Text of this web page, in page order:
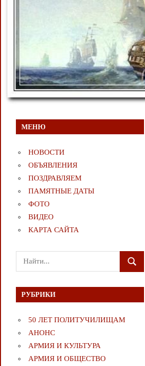
МЕНЮ
НОВОСТИ
ОБЪЯВЛЕНИЯ
ПОЗДРАВЛЯЕМ
ПАМЯТНЫЕ ДАТЫ
ФОТО
ВИДЕО
КАРТА САЙТА
Поиск
для:
РУБРИКИ
50 ЛЕТ ПОЛИТУЧИЛИЩАМ
АНОНС
АРМИЯ И КУЛЬТУРА
АРМИЯ И ОБЩЕСТВО